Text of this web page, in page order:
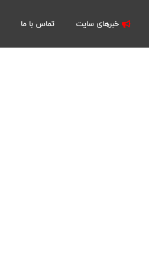
خبرهای سایت تماس با ما